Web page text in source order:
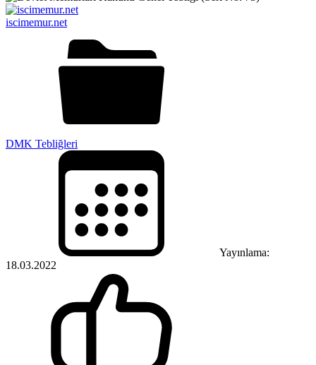
iscimemur.net
DMK Tebliğleri
Yayınlama:
18.03.2022